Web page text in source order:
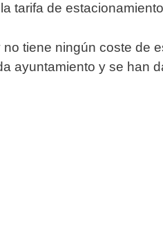
tarifa de
tiene ningún coste de
ayuntamiento y se han